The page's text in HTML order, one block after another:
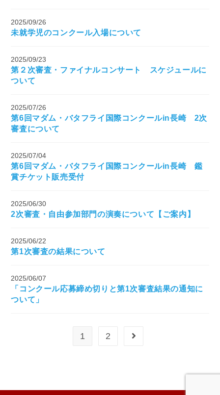
2025/09/26
未就学児のコンクール入場について
2025/09/23
第２次審査・ファイナルコンサート スケジュールに
ついて
2025/07/26
第6回マダム・バタフライ国際コンクールin長崎 2次
審査について
2025/07/04
第6回マダム・バタフライ国際コンクールin長崎 鑑
賞チケット販売受付
2025/06/30
2次審査・自由参加部門の演奏について【ご案内】
2025/06/22
第1次審査の結果について
2025/06/07
「コンクール応募締め切りと第1次審査結果の通知に
ついて」
1 2